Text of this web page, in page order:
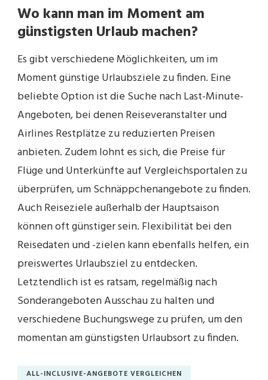
Wo kann man im Moment am
günstigsten Urlaub machen?
Es gibt verschiedene Möglichkeiten, um im
Moment günstige Urlaubsziele zu finden. Eine
beliebte Option ist die Suche nach Last-Minute-
Angeboten, bei denen Reiseveranstalter und
Airlines Restplätze zu reduzierten Preisen
anbieten. Zudem lohnt es sich, die Preise für
Flüge und Unterkünfte auf Vergleichsportalen zu
überprüfen, um Schnäppchenangebote zu finden.
Auch Reiseziele außerhalb der Hauptsaison
können oft günstiger sein. Flexibilität bei den
Reisedaten und -zielen kann ebenfalls helfen, ein
preiswertes Urlaubsziel zu entdecken.
Letztendlich ist es ratsam, regelmäßig nach
Sonderangeboten Ausschau zu halten und
verschiedene Buchungswege zu prüfen, um den
momentan am günstigsten Urlaubsort zu finden.
ALL-INCLUSIVE-ANGEBOTE VERGLEICHEN